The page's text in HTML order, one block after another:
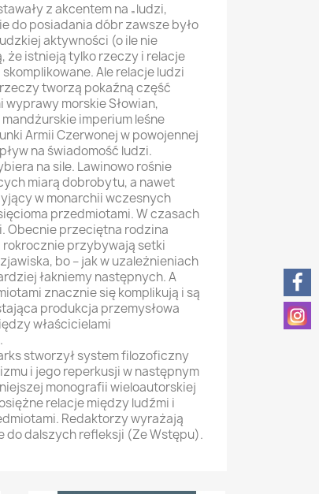
z akcentem na „ludzi,
do posiadania dóbr zawsze było
aktywności (o ile nie
że istnieją tylko rzeczy i relacje
Ale relacje ludzi
tworzą pokaźną część
wyprawy morskie Słowian,
imperium leśne
Armii Czerwonej w powojennej
na świadomość ludzi.
na sile. Lawinowo rośnie
miarą dobrobytu, a nawet
w monarchii wczesnych
przedmiotami. W czasach
Obecnie przeciętna rodzina
przybywają setki
bo – jak w uzależnieniach
łakniemy następnych. A
znacznie się komplikują i są
produkcja przemysłowa
właścicielami
stworzył system filozoficzny
i jego reperkusji w następnym
monografii wieloautorskiej
relacje między ludźmi i
Redaktorzy wyrażają
do dalszych refleksji (Ze Wstępu).